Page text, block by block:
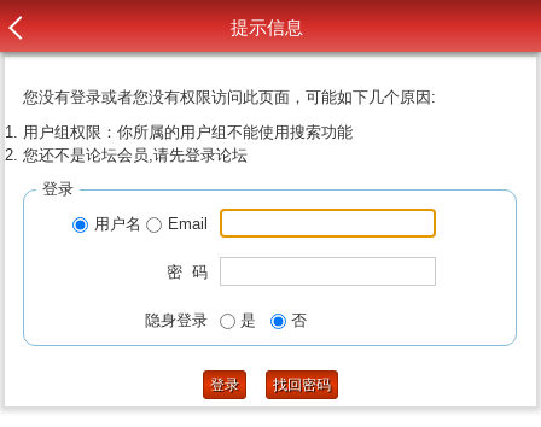
提示信息
您没有登录或者您没有权限访问此页面，可能如下几个原因:
用户组权限：你所属的用户组不能使用搜索功能
您还不是论坛会员,请先登录论坛
登录
用户名
Email
密 码
隐身登录 是 否